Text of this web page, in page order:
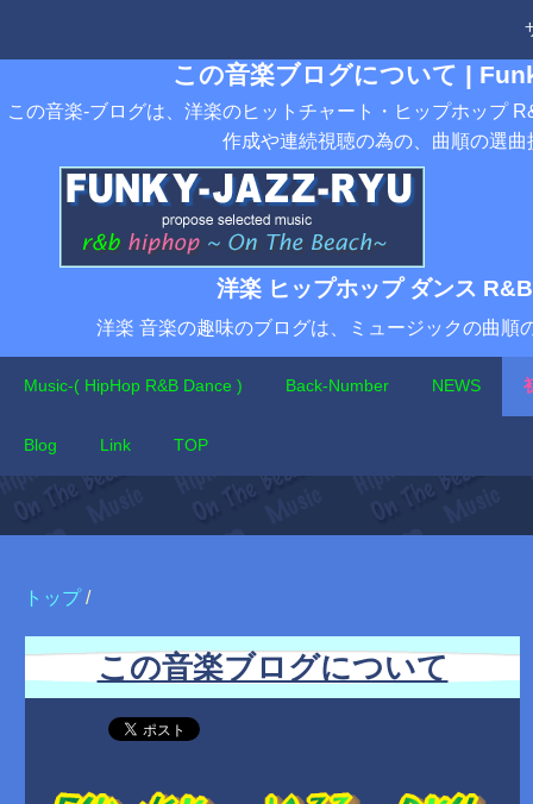
この音楽ブログについて |
この音楽-ブログは、洋楽のヒットチャート・ヒップホップ
作成や連続視聴の為の、曲順の選曲
洋楽 ヒップホップ ダンス
洋楽 音楽の趣味のブログは、ミュージックの曲順
トップ/
この音楽ブログについて
Music-( HipHop R&B Dance ) Back-Number NEWS
Blog Link TOP